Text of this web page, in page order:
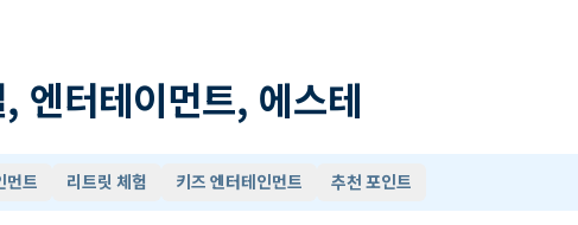
엔터테이먼트, 에스테
먼트 리트릿 체험 키즈 엔터테인먼트 추천 포인트